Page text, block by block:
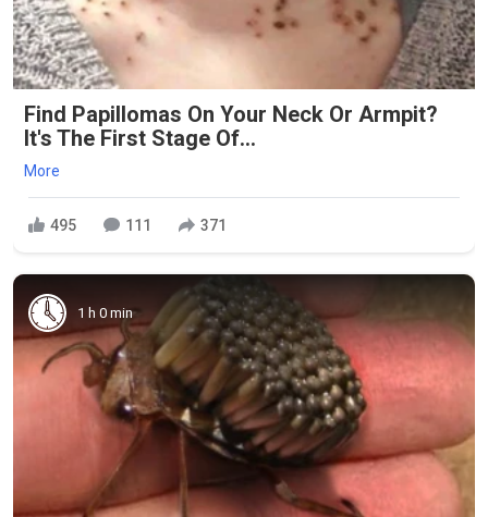
Find Papillomas On Your Neck Or Armpit?
It's The First Stage Of...
More
495 111 371
1 h 0 min